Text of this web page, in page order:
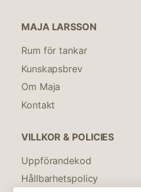
MAJA LARSSON
Rum för tankar
Kunskapsbrev
Om Maja
Kontakt
VILLKOR & POLICIES
Uppförandekod
Hållbarhetspolicy